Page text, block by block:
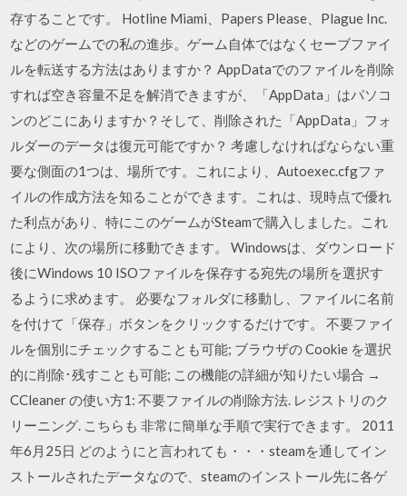
存することです。 Hotline Miami、Papers Please、Plague Inc.
などのゲームでの私の進歩。ゲーム自体ではなくセーブファイ
ルを転送する方法はありますか？ AppDataでのファイルを削除
すれば空き容量不足を解消できますが、「AppData」はパソコ
ンのどこにありますか？そして、削除された「AppData」フォ
ルダーのデータは復元可能ですか？ 考慮しなければならない重
要な側面の1つは、場所です。これにより、Autoexec.cfgファ
イルの作成方法を知ることができます。これは、現時点で優れ
た利点があり、特にこのゲームがSteamで購入しました。これ
により、次の場所に移動できます。 Windowsは、ダウンロード
後にWindows 10 ISOファイルを保存する宛先の場所を選択す
るように求めます。 必要なフォルダに移動し、ファイルに名前
を付けて「保存」ボタンをクリックするだけです。 不要ファイ
ルを個別にチェックすることも可能; ブラウザの Cookie を選択
的に削除･残すことも可能; この機能の詳細が知りたい場合 →
CCleaner の使い方1: 不要ファイルの削除方法. レジストリのク
リーニング. こちらも 非常に簡単な手順で実行できます。 2011
年6月25日 どのようにと言われても・・・steamを通してイン
ストールされたデータなので、steamのインストール先に各ゲ